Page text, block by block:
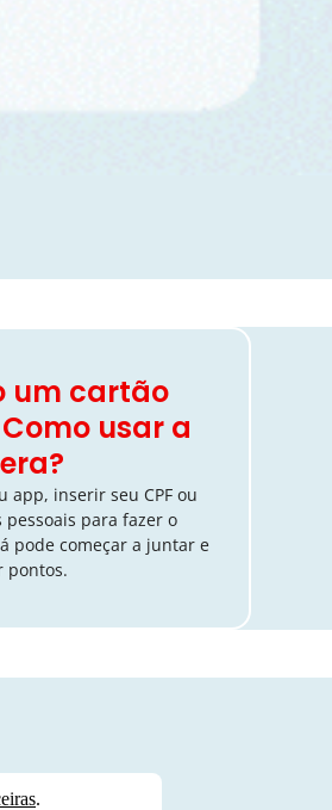
um cartão
usar a
app, inserir seu CPF ou
pessoais para fazer o
pode começar a juntar e
pontos.
.